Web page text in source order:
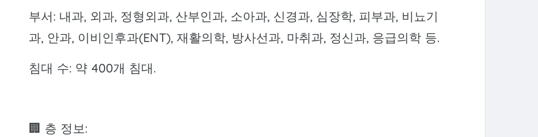
부서: 내과, 외과, 정형외과, 산부인과, 소아과, 신경과, 심장학, 피부과, 비뇨기
과, 안과, 이비인후과(ENT), 재활의학, 방사선과, 마취과, 정신과, 응급의학 등.
침대 수: 약 400개 침대.
🏢 층 정보: